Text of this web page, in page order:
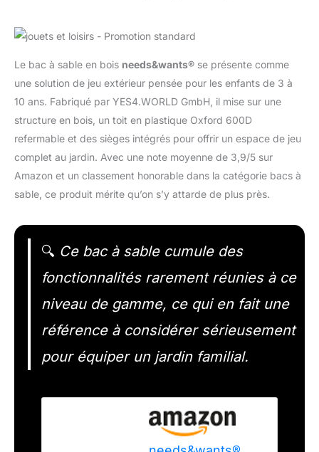
Le bac à sable en bois needs&wants® se présente comme
une solution de jeu extérieur pensée pour les enfants de 3 à
10 ans. Fabriqué par YES4.WORLD GmbH, il mise sur une
structure en bois, un toit en plastique Oxford 600D
refermable et des sièges intégrés pour offrir un espace de jeu
complet au jardin. Avec une note moyenne de 3,9/5 sur
Amazon et un classement honorable dans la catégorie bacs à
sable, ce produit mérite qu’on s’y attarde de plus près.
🔍 Ce bac à sable cumule des
fonctionnalités rarement réunies à ce
niveau de gamme, ce qui en fait une
référence à considérer sérieusement
pour équiper un jardin familial.